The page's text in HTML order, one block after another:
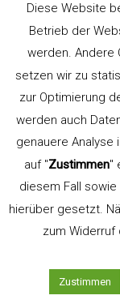
Standard-
stretchfont
Diese Website
Betrieb der
werden. Andere
setzen wir zu
zur Optimierung
werden auch
genauere Analyse
auf "Zustimmen"
diesem Fall
hierüber gesetzt.
zum Widerruf
Zustimmen